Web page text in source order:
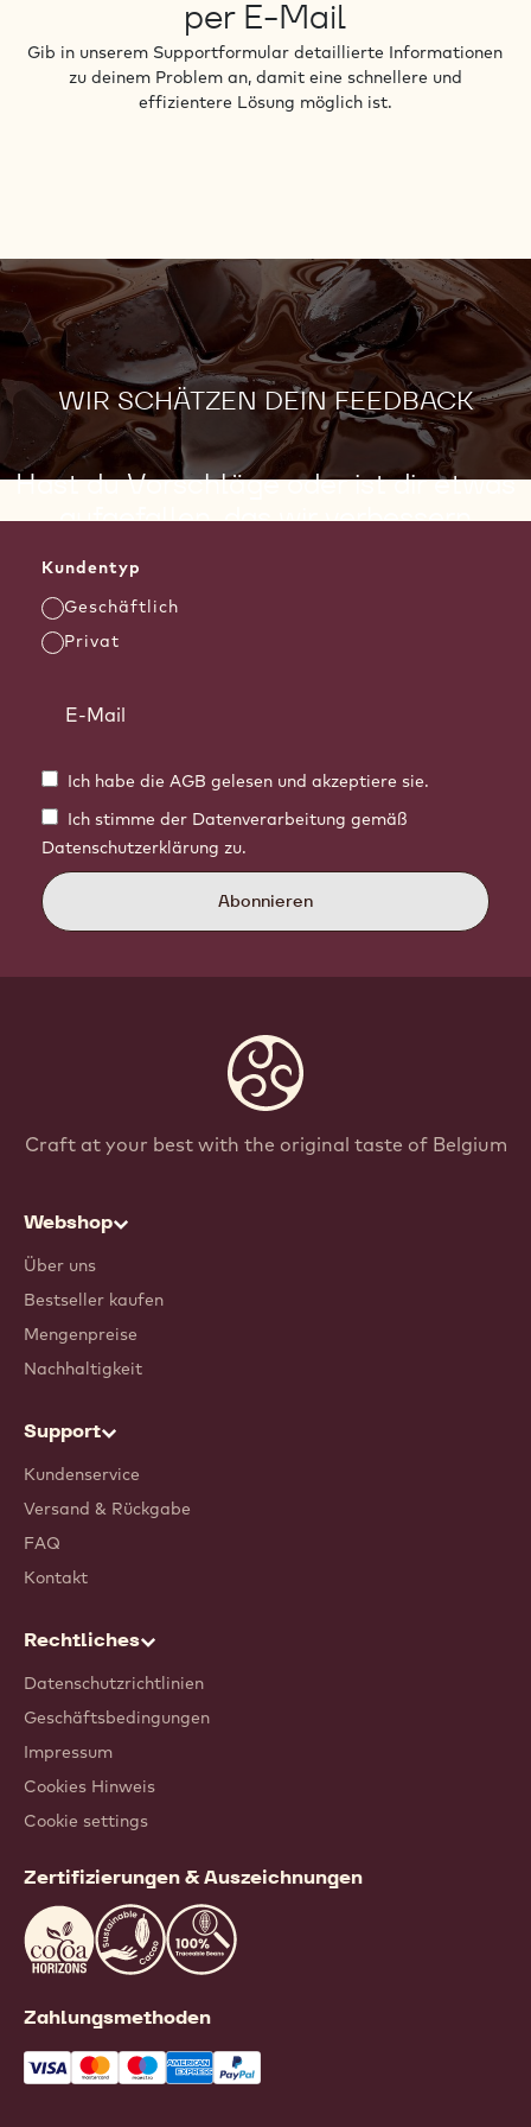
Wirkung der Geschmackseinflüsse dieser einen
Region.
Geschmackserlebnis für deine Kunden zu schaffen.
per E-Mail
Gib in unserem Supportformular detaillierte Informationen
zu deinem Problem an, damit eine schnellere und
effizientere Lösung möglich ist.
WIR SCHÄTZEN DEIN FEEDBACK
Hast du Vorschläge oder ist dir etwas
aufgefallen, das wir verbessern
könnten? Teile uns deine Meinung unter
info.shop@barry-callebaut.com mit und
hilf uns, dir einen noch besseren Service
Kundentyp
Geschäftlich
Privat
Ich habe die AGB gelesen und akzeptiere sie.
Ich stimme der Datenverarbeitung gemäß
Datenschutzerklärung zu.
Abonnieren
Craft at your best with the original taste of Belgium
Webshop
Über uns
Bestseller kaufen
Mengenpreise
Nachhaltigkeit
Support
Kundenservice
Versand & Rückgabe
FAQ
Kontakt
Rechtliches
Datenschutzrichtlinien
Geschäftsbedingungen
Impressum
Cookies Hinweis
Cookie settings
Zertifizierungen & Auszeichnungen
Zahlungsmethoden